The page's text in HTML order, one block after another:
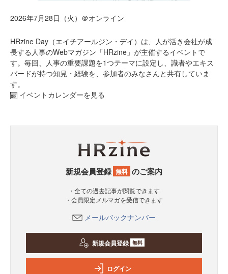
2026年7月28日（火）＠オンライン
HRzine Day（エイチアールジン・デイ）は、人が活き会社が成
長する人事のWebマガジン「HRzine」が主催するイベントで
す。毎回、人事の重要課題を1つテーマに設定し、識者やエキス
パードが持つ知見・経験を、参加者のみなさんと共有していま
す。
イベントカレンダーを見る
新規会員登録 無料 のご案内
・全ての過去記事が閲覧できます
・会員限定メルマガを受信できます
メールバックナンバー
新規会員登録 無料
ログイン